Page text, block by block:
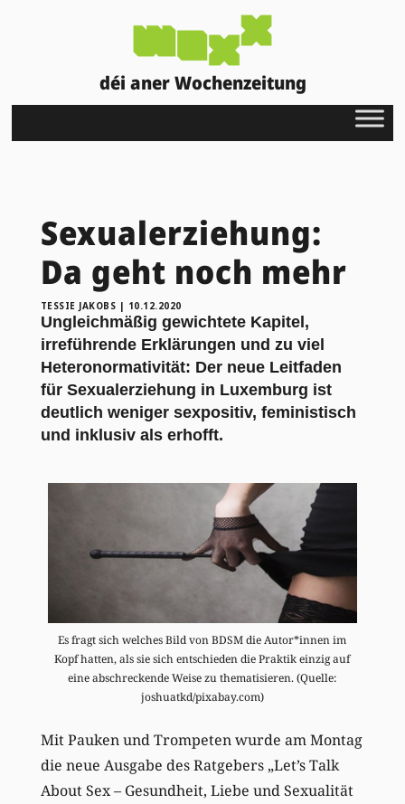
déi aner Wochenzeitung
Sexualerziehung:
Da geht noch mehr
TESSIE JAKOBS | 10.12.2020
Ungleichmäßig gewichtete Kapitel,
irreführende Erklärungen und zu viel
Heteronormativität: Der neue Leitfaden
für Sexualerziehung in Luxemburg ist
deutlich weniger sexpositiv, feministisch
und inklusiv als erhofft.
Es fragt sich welches Bild von BDSM die Autor*innen im
Kopf hatten, als sie sich entschieden die Praktik einzig auf
eine abschreckende Weise zu thematisieren. (Quelle:
joshuatkd/pixabay.com)
Mit Pauken und Trompeten wurde am Montag
die neue Ausgabe des Ratgebers „Let’s Talk
About Sex – Gesundheit, Liebe und Sexualität